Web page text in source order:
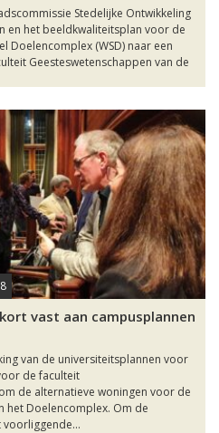
Stedelijke Ontwikkeling
en het beeldkwaliteitsplan voor de
Doelencomplex (WSD) naar een
Geesteswetenschappen van de
vast aan campusplannen
van de universiteitsplannen voor
de faculteit
de alternatieve woningen voor de
het Doelencomplex. Om de
voorliggende...